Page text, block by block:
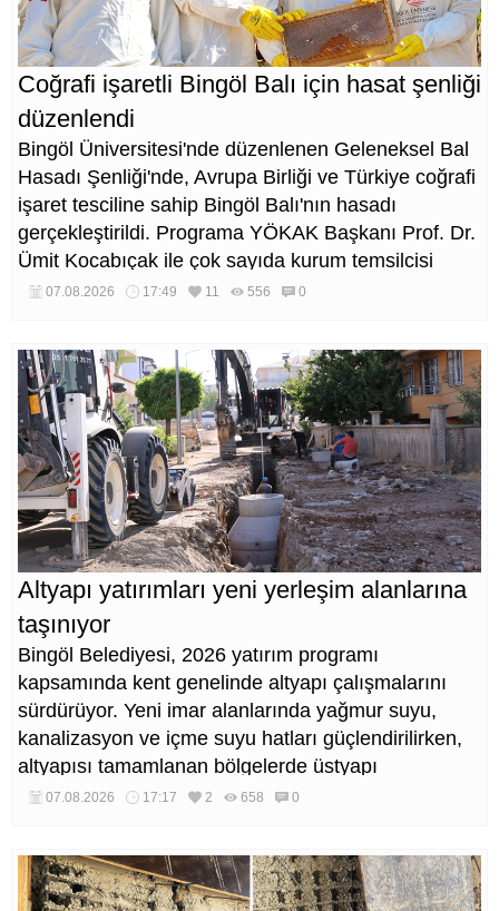
Coğrafi işaretli Bingöl Balı için hasat şenliği
düzenlendi
Bingöl Üniversitesi'nde düzenlenen Geleneksel Bal
Hasadı Şenliği'nde, Avrupa Birliği ve Türkiye coğrafi
işaret tesciline sahip Bingöl Balı'nın hasadı
gerçekleştirildi. Programa YÖKAK Başkanı Prof. Dr.
Ümit Kocabıçak ile çok sayıda kurum temsilcisi
katıldı.
07.08.2026 17:49 11 556 0
Altyapı yatırımları yeni yerleşim alanlarına
taşınıyor
Bingöl Belediyesi, 2026 yatırım programı
kapsamında kent genelinde altyapı çalışmalarını
sürdürüyor. Yeni imar alanlarında yağmur suyu,
kanalizasyon ve içme suyu hatları güçlendirilirken,
altyapısı tamamlanan bölgelerde üstyapı
düzenlemeleri de eş zamanlı yürütülüyor.
07.08.2026 17:17 2 658 0